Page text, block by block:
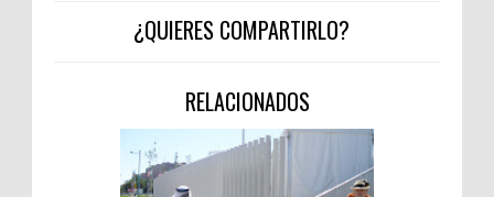
¿QUIERES COMPARTIRLO?
RELACIONADOS